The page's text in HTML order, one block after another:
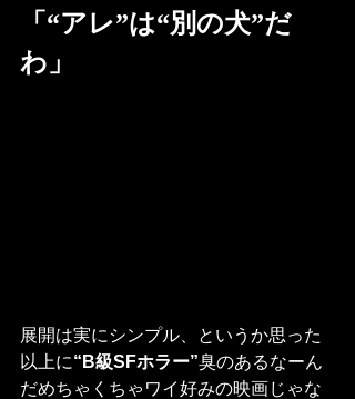
「“アレ”は“別の犬”だ
わ」
展開は実にシンプル、というか思った
以上に“B級SFホラー”臭のあるなーん
だめちゃくちゃワイ好みの映画じゃな